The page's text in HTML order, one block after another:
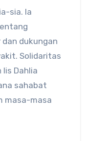
sia. Ia
dukungan
Solidaritas
Dahlia
sahabat
masa-masa